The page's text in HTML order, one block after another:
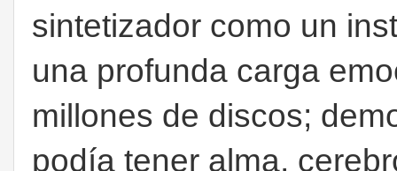
sintetizador como un
una profunda carga
millones de discos;
podía tener alma,